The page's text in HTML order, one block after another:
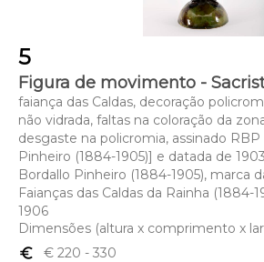
5
Figura de movimento -
faiança das Caldas, decoração
não vidrada, faltas na coloração da
desgaste na policromia, assinado
Pinheiro (1884-1905)] e datada de
Bordallo Pinheiro (1884-1905), marca
Faianças das Caldas da Rainha (1884-
1906
Dimensões (altura x comprimento x
euro_symbol
€ 220 - 330